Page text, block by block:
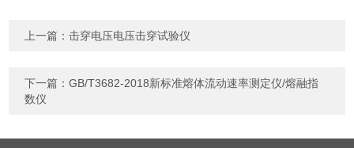
上一篇：击穿电压电压击穿试验仪
下一篇：GB/T3682-2018新标准熔体流动速率测定仪/熔融指
数仪